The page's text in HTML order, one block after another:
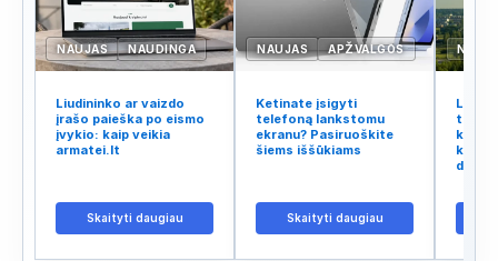
NAUJAS NAUDINGA
Liudininko ar vaizdo
įrašo paieška po eismo
įvykio: kaip veikia
armatei.lt
Skaityti daugiau
NAUJAS APŽVALGOS
Ketinate įsigyti
telefoną lankstomu
ekranu? Pasiruoškite
šiems iššūkiams
Skaityti daugiau
tinklo
kodėl
kalba